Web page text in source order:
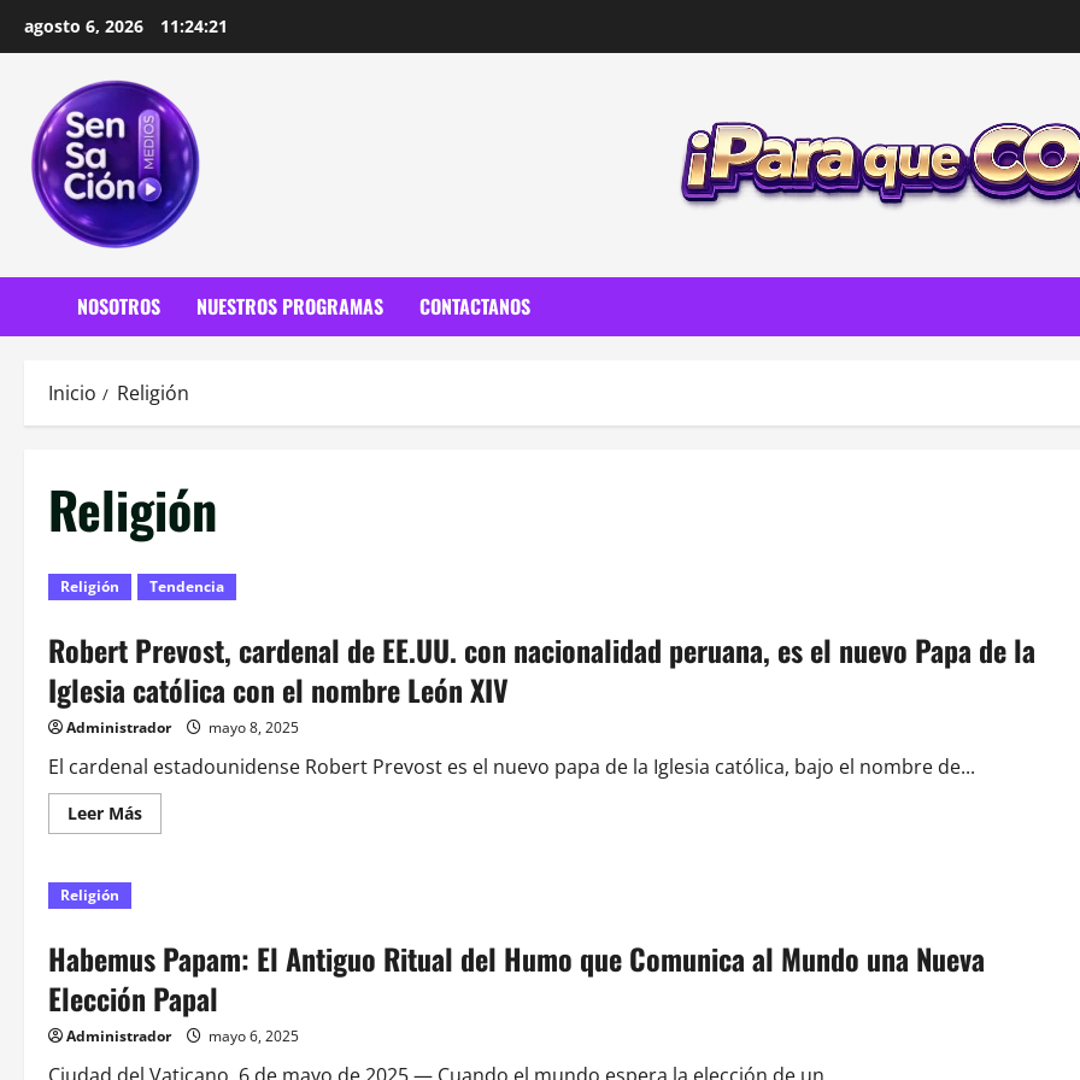
agosto 6, 2026 11:24:23
NOSOTROS NUESTROS PROGRAMAS CONTACTANOS
Inicio Religión
Religión
Religión Tendencia
Robert Prevost, cardenal de EE.UU. con nacionalidad peruana, es el nuevo Papa de la
Iglesia católica con el nombre León XIV
Administrador mayo 8, 2025
El cardenal estadounidense Robert Prevost es el nuevo papa de la Iglesia católica, bajo el nombre de...
Leer MásLeer
más
EE.UU.
con
nacionalidad
peruana,
es
el
nuevo
Papa
Religión
Habemus Papam: El Antiguo Ritual del Humo que Comunica al Mundo una Nueva
Elección Papal
Administrador mayo 6, 2025